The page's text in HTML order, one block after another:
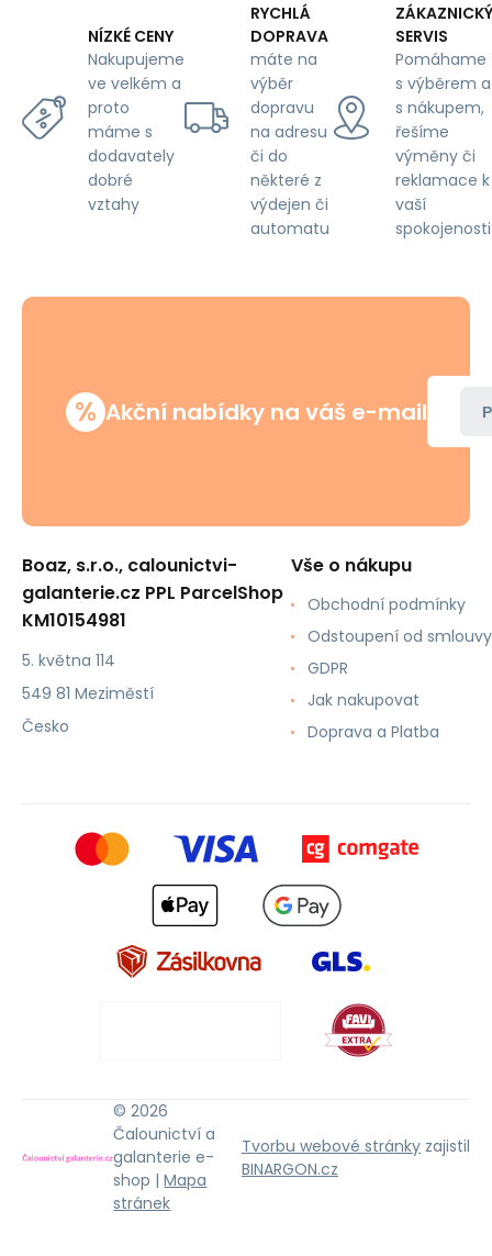
NÍZKÉ CENY
Nakupujeme
ve velkém a
proto
máme s
dodavately
dobré
vztahy
RYCHLÁ
DOPRAVA
máte na
výběr
dopravu
na adresu
či do
některé z
výdejen či
automatu
ZÁKAZNICKÝ
SERVIS
Pomáhame
s výběrem a
s nákupem,
řešíme
výměny či
reklamace k
vaší
spokojenosti
% Akční nabídky na váš e-mail
Boaz, s.r.o., calounictvi-
galanterie.cz PPL ParcelShop
KM10154981
5. května 114
549 81 Meziměstí
Česko
Vše o nákupu
Obchodní podmínky
Odstoupení od smlouvy
GDPR
Jak nakupovat
Doprava a Platba
© 2026
Čalounictví a
galanterie e-
shop |Mapa
stránek
Tvorbu webové stránky zajistil
BINARGON.cz